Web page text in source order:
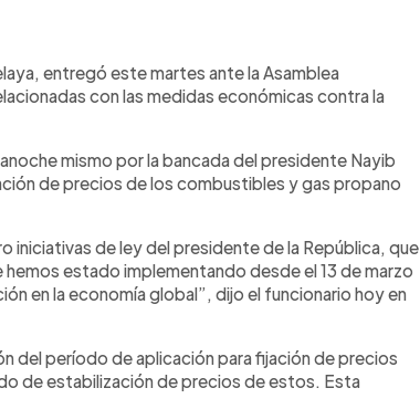
entregó este martes ante la Asamblea
con las medidas económicas contra la
mismo por la bancada del presidente Nayib
de precios de los combustibles y gas propano
iniciativas de ley del presidente de la República, que
estado implementando desde el 13 de marzo
en la economía global”, dijo el funcionario hoy en
del período de aplicación para fijación de precios
de estabilización de precios de estos. Esta